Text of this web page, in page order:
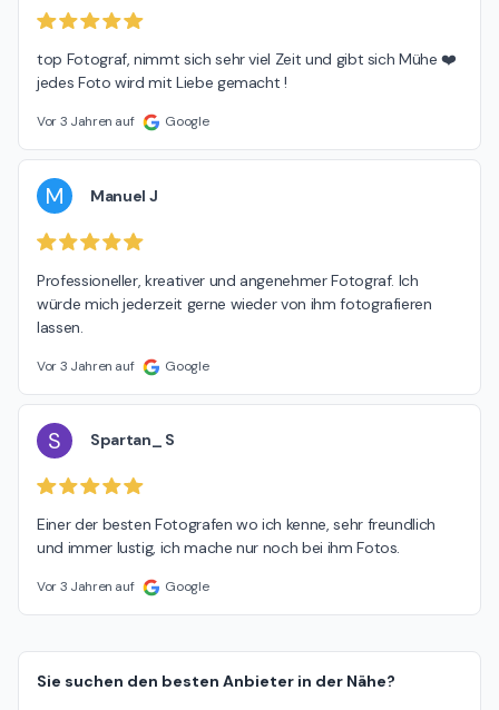
top Fotograf, nimmt sich sehr viel Zeit und gibt sich Mühe ❤️
jedes Foto wird mit Liebe gemacht !
Vor 3 Jahren auf Google
M Manuel J
Professioneller, kreativer und angenehmer Fotograf. Ich
würde mich jederzeit gerne wieder von ihm fotografieren
lassen.
Vor 3 Jahren auf Google
S Spartan_ S
Einer der besten Fotografen wo ich kenne, sehr freundlich
und immer lustig, ich mache nur noch bei ihm Fotos.
Vor 3 Jahren auf Google
Sie suchen den besten Anbieter in der Nähe?